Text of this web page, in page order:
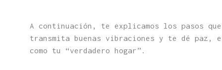
A continuación, te explicamos los pasos
transmita buenas vibraciones y te dé paz,
como tu “verdadero hogar”.